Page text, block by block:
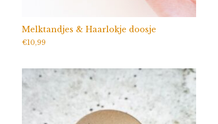
Melktandjes & Haarlokje doosje
€10,99